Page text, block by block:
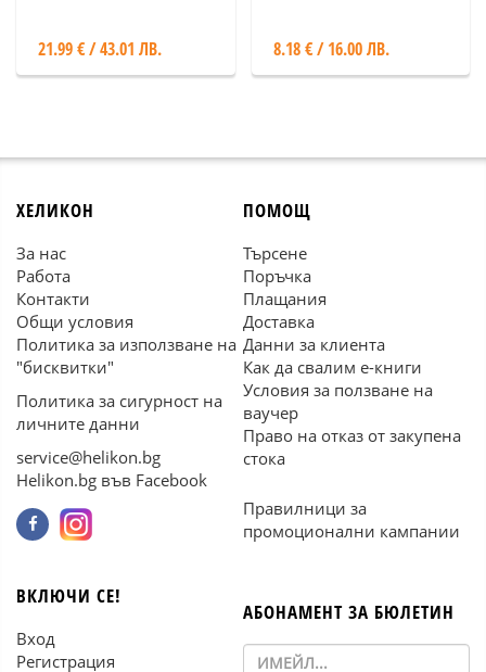
21.99 € / 43.01 ЛВ. 8.18 € / 16.00 ЛВ.
ХЕЛИКОН
За нас
Работа
Контакти
Общи условия
Политика за използване на
"бисквитки"
Политика за сигурност на
личните данни
service@helikon.bg
Helikon.bg във Facebook
ПОМОЩ
Търсене
Поръчка
Плащания
Доставка
Данни за клиента
Как да свалим е-книги
Условия за ползване на
ваучер
Право на отказ от закупена
стока
Правилници за
промоционални кампании
ВКЛЮЧИ СЕ!
Вход
Регистрация
АБОНАМЕНТ ЗА БЮЛЕТИН